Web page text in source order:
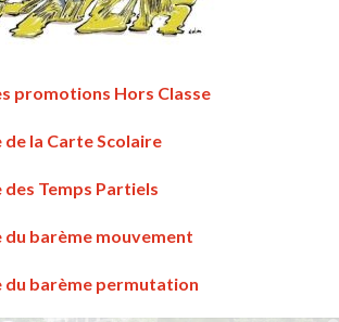
promotions Hors Classe
la Carte Scolaire
Temps Partiels
du barème mouvement
du barème permutation